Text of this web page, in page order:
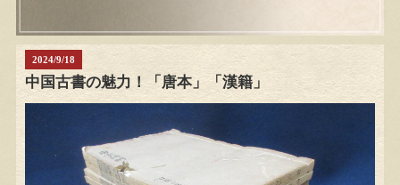
2024/9/18
中国古書の魅力！「唐本」「漢籍」